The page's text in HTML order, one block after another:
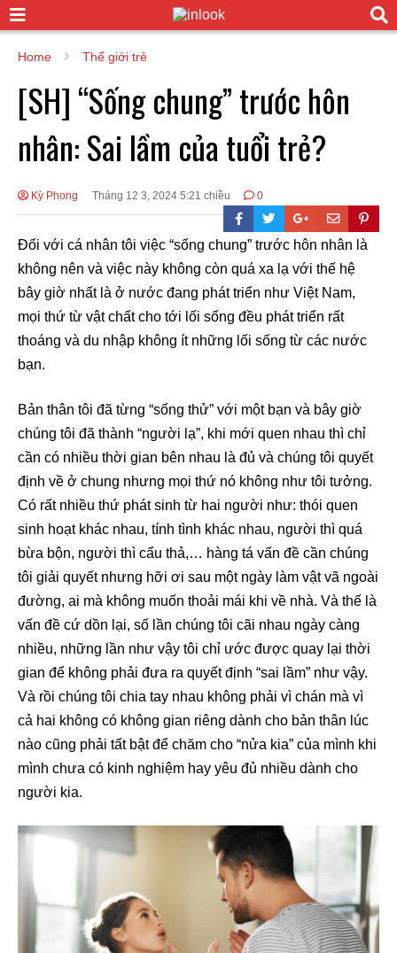
Home Thế giới trẻ
[SH] “Sống chung” trước hôn
nhân: Sai lầm của tuổi trẻ?
Kỳ Phong Tháng 12 3, 2024 5:21 chiều 0
Đối với cá nhân tôi việc “sống chung” trước hôn nhân là
không nên và việc này không còn quá xa lạ với thế hệ
bây giờ nhất là ở nước đang phát triển như Việt Nam,
mọi thứ từ vật chất cho tới lối sống đều phát triển rất
thoáng và du nhập không ít những lối sống từ các nước
bạn.
Bản thân tôi đã từng “sống thử” với một bạn và bây giờ
chúng tôi đã thành “người lạ”, khi mới quen nhau thì chỉ
cần có nhiều thời gian bên nhau là đủ và chúng tôi quyết
định về ở chung nhưng mọi thứ nó không như tôi tưởng.
Có rất nhiều thứ phát sinh từ hai người như: thói quen
sinh hoạt khác nhau, tính tình khác nhau, người thì quá
bừa bộn, người thì cẩu thả,… hàng tá vấn đề cần chúng
tôi giải quyết nhưng hỡi ơi sau một ngày làm vật vã ngoài
đường, ai mà không muốn thoải mái khi về nhà. Và thế là
vấn đề cứ dồn lại, số lần chúng tôi cãi nhau ngày càng
nhiều, những lần như vậy tôi chỉ ước được quay lại thời
gian để không phải đưa ra quyết định “sai lầm” như vậy.
Và rồi chúng tôi chia tay nhau không phải vì chán mà vì
cả hai không có không gian riêng dành cho bản thân lúc
nào cũng phải tất bật để chăm cho “nửa kia” của mình khi
mình chưa có kinh nghiệm hay yêu đủ nhiều dành cho
người kia.